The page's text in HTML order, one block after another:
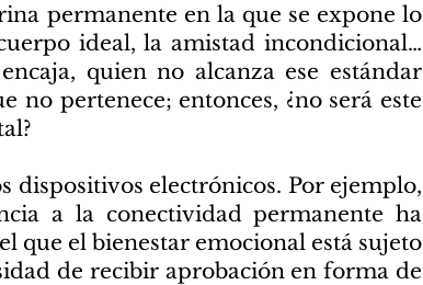
permanente en la que se expone lo
ideal, la amistad incondicional…
quien no alcanza ese estándar
no pertenece; entonces, ¿no será este
dispositivos electrónicos. Por ejemplo,
a la conectividad permanente ha
que el bienestar emocional está sujeto
de recibir aprobación en forma de